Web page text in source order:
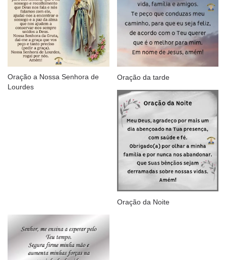
Oração a Nossa Senhora de
Lourdes
Oração da tarde
Oração da Noite